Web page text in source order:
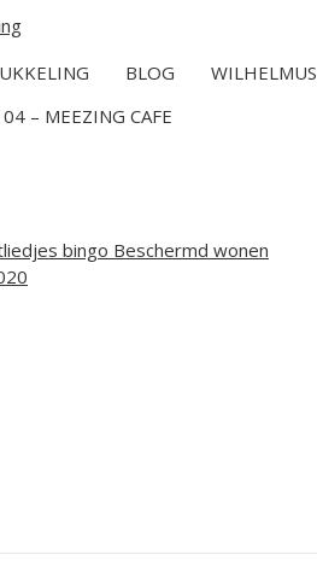
BLOG WILHELMUS
– MEEZING CAFE
bingo Beschermd wonen